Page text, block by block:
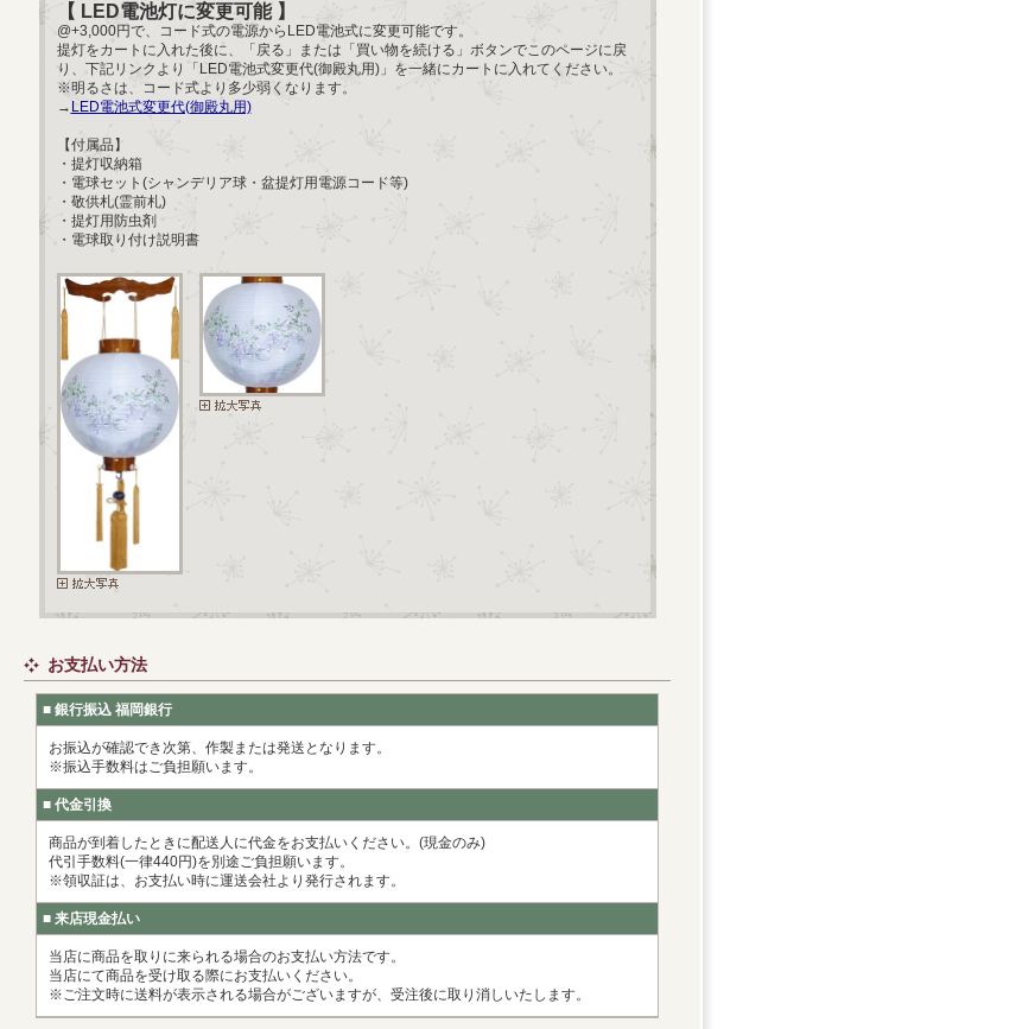
【 LED電池灯に変更可能 】
@+3,000円で、コード式の電源からLED電池式に変更可能です。
提灯をカートに入れた後に、「戻る」または「買い物を続ける」ボタンでこのページに戻
り、下記リンクより「LED電池式変更代(御殿丸用)」を一緒にカートに入れてください。
※明るさは、コード式より多少弱くなります。
→ LED電池式変更代(御殿丸用)
【付属品】
・提灯収納箱
・電球セット(シャンデリア球・盆提灯用電源コード等)
・敬供札(霊前札)
・提灯用防虫剤
・電球取り付け説明書
お支払い方法
■ 銀行振込 福岡銀行
お振込が確認でき次第、作製または発送となります。
※振込手数料はご負担願います。
■ 代金引換
商品が到着したときに配送人に代金をお支払いください。(現金のみ)
代引手数料(一律440円)を別途ご負担願います。
※領収証は、お支払い時に運送会社より発行されます。
■ 来店現金払い
当店に商品を取りに来られる場合のお支払い方法です。
当店にて商品を受け取る際にお支払いください。
※ご注文時に送料が表示される場合がございますが、受注後に取り消しいたします。